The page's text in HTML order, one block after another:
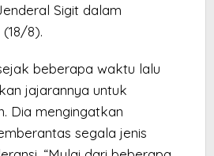
Sigit dalam
8).
beberapa waktu lalu
jajarannya untuk
Dia mengingatkan
segala jenis